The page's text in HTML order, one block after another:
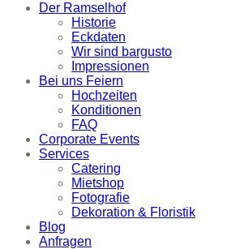
Der Ramselhof
Historie
Eckdaten
Wir sind bargusto
Impressionen
Bei uns Feiern
Hochzeiten
Konditionen
FAQ
Corporate Events
Services
Catering
Mietshop
Fotografie
Dekoration & Floristik
Blog
Anfragen